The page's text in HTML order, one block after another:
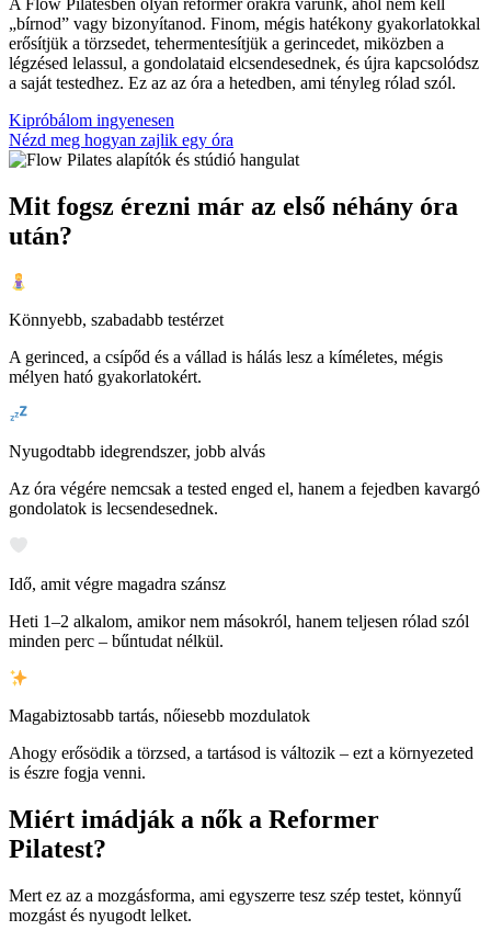
„bírnod” vagy bizonyítanod. Finom, mégis hatékony gyakorlatokkal
erősítjük a törzsedet, tehermentesítjük a gerincedet, miközben a
légzésed lelassul, a gondolataid elcsendesednek, és újra kapcsolódsz
a saját testedhez. Ez az az óra a hetedben, ami tényleg rólad szól.
Kipróbálom ingyenesen
Nézd meg hogyan zajlik egy óra
Mit fogsz érezni már az első néhány óra
után?
Könnyebb, szabadabb testérzet
A gerinced, a csípőd és a vállad is hálás lesz a kíméletes, mégis
mélyen ható gyakorlatokért.
Nyugodtabb idegrendszer, jobb alvás
Az óra végére nemcsak a tested enged el, hanem a fejedben kavargó
gondolatok is lecsendesednek.
Idő, amit végre magadra szánsz
Heti 1–2 alkalom, amikor nem másokról, hanem teljesen rólad szól
minden perc – bűntudat nélkül.
Magabiztosabb tartás, nőiesebb mozdulatok
Ahogy erősödik a törzsed, a tartásod is változik – ezt a környezeted
is észre fogja venni.
Miért imádják a nők a Reformer
Pilatest?
Mert ez az a mozgásforma, ami egyszerre tesz szép testet, könnyű
mozgást és nyugodt lelket.